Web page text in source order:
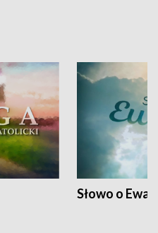
Słowo o